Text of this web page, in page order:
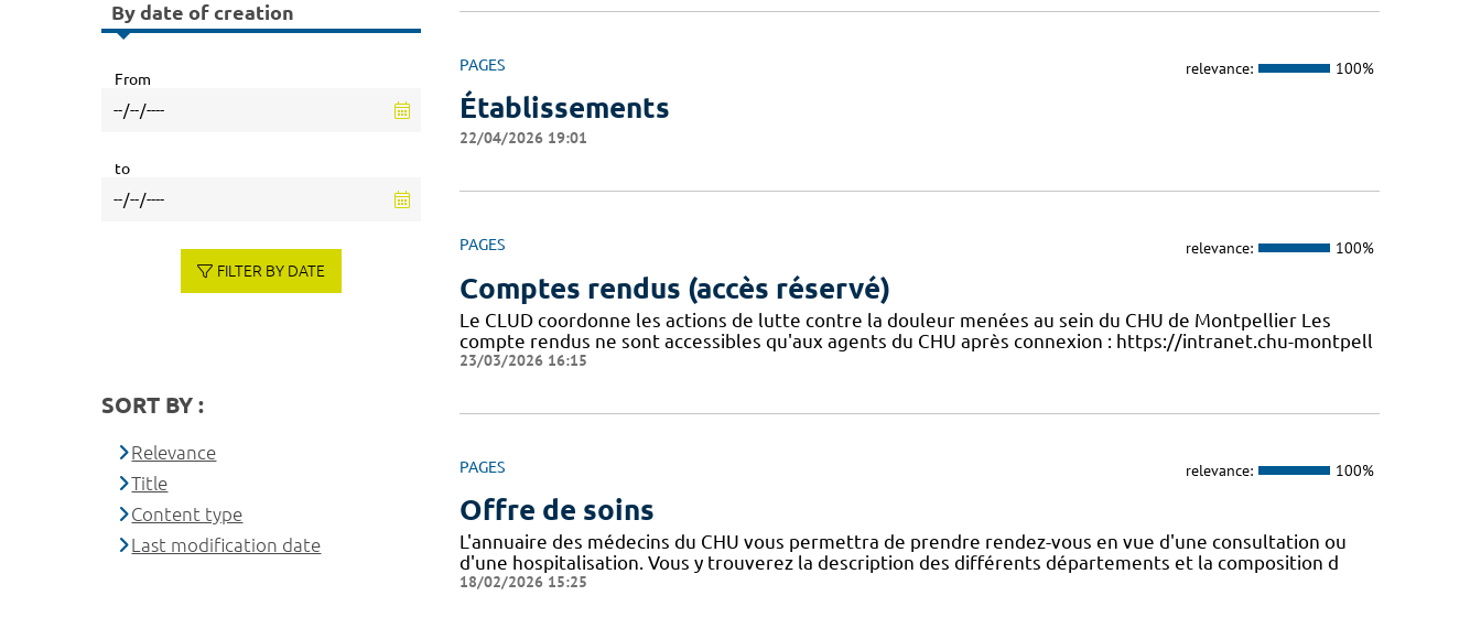
PAGES relevance: 100%
Établissements
22/04/2026 19:01
PAGES relevance: 100%
Comptes rendus (accès réservé)
Le CLUD coordonne les actions de lutte contre la douleur menées au sein du CHU de Montpellier Les
compte rendus ne sont accessibles qu'aux agents du CHU après connexion : https://intranet.chu-montpell
23/03/2026 16:15
PAGES relevance: 100%
Offre de soins
L'annuaire des médecins du CHU vous permettra de prendre rendez-vous en vue d'une consultation ou
d'une hospitalisation. Vous y trouverez la description des différents départements et la composition d
18/02/2026 15:25
By date of creation
From
to
FILTER BY DATE
SORT BY :
Relevance
Title
Content type
Last modification date